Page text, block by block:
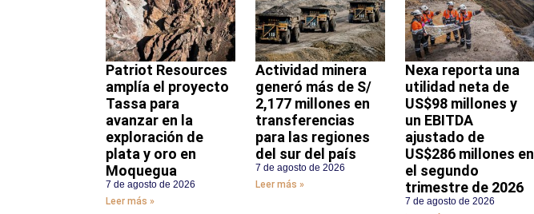
Patriot Resources
amplía el proyecto
Tassa para
avanzar en la
exploración de
plata y oro en
Moquegua
7 de agosto de 2026
Leer más »
Actividad minera
generó más de S/
2,177 millones en
transferencias
para las regiones
del sur del país
7 de agosto de 2026
Leer más »
Nexa reporta una
utilidad neta de
US$98 millones y
un EBITDA
ajustado de
US$286 millones en
el segundo
trimestre de 2026
7 de agosto de 2026